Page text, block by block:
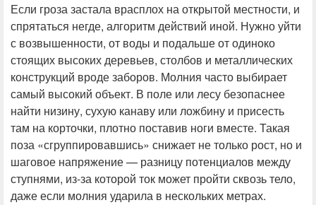
Если гроза застала врасплох на открытой местности, и
спрятаться негде, алгоритм действий иной. Нужно уйти
с возвышенности, от воды и подальше от одиноко
стоящих высоких деревьев, столбов и металлических
конструкций вроде заборов. Молния часто выбирает
самый высокий объект. В поле или лесу безопаснее
найти низину, сухую канаву или ложбину и присесть
там на корточки, плотно поставив ноги вместе. Такая
поза «сгруппировавшись» снижает не только рост, но и
шаговое напряжение — разницу потенциалов между
ступнями, из-за которой ток может пройти сквозь тело,
даже если молния ударила в нескольких метрах.